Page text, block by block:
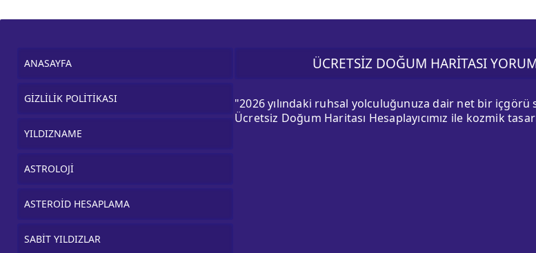
ANASAYFA
GİZLİLİK POLİTİKASI
YILDIZNAME
ASTROLOJİ
ASTEROİD HESAPLAMA
SABİT YILDIZLAR
ÜCRETSİZ DOĞUM HARİTASI
"2026 yılındaki ruhsal yolculuğunuza dair net bir
Ücretsiz Doğum Haritası Hesaplayıcımız ile kozmik